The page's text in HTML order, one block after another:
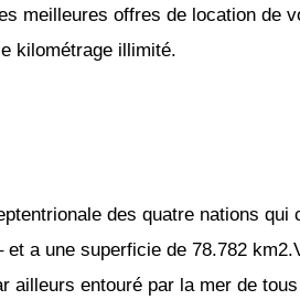
meilleures offres de location de
kilométrage illimité.
des quatre nations qui
et a une superficie de 78.782
ailleurs entouré par la mer de